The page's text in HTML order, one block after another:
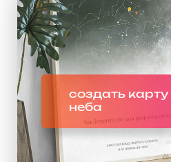
создать карту
неба